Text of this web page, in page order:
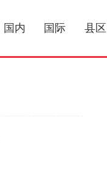
国内 国际 县区